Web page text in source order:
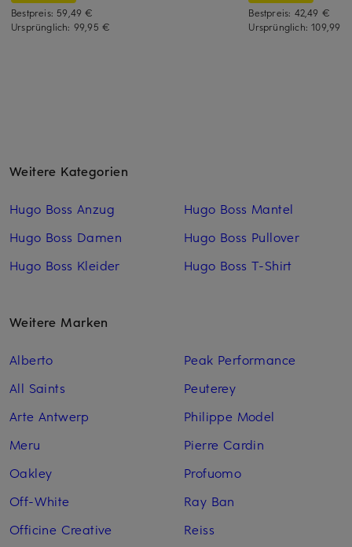
Bestpreis: 59,49 €
Ursprünglich: 99,95 €
Bestpreis: 42,49 €
Ursprünglich:109,99 €
Weitere Kategorien
Hugo Boss Anzug
Hugo Boss Damen
Hugo Boss Kleider
Hugo Boss Mantel
Hugo Boss Pullover
Hugo Boss T-Shirt
Weitere Marken
Alberto
All Saints
Arte Antwerp
Meru
Oakley
Off-White
Officine Creative
Peak Performance
Peuterey
Philippe Model
Pierre Cardin
Profuomo
Ray Ban
Reiss